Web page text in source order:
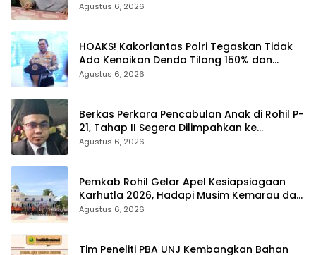
Dikelola Agrinas dan Tantang Presiden
Agustus 6, 2026
HOAKS! Kakorlantas Polri Tegaskan Tidak
Ada Kenaikan Denda Tilang 150% dan
Tilang Manual Menyeluruh
Agustus 6, 2026
Berkas Perkara Pencabulan Anak di Rohil P-
21, Tahap II Segera Dilimpahkan ke
Kejaksaan
Agustus 6, 2026
Pemkab Rohil Gelar Apel Kesiapsiagaan
Karhutla 2026, Hadapi Musim Kemarau dan
El Nino
Agustus 6, 2026
Tim Peneliti PBA UNJ Kembangkan Bahan